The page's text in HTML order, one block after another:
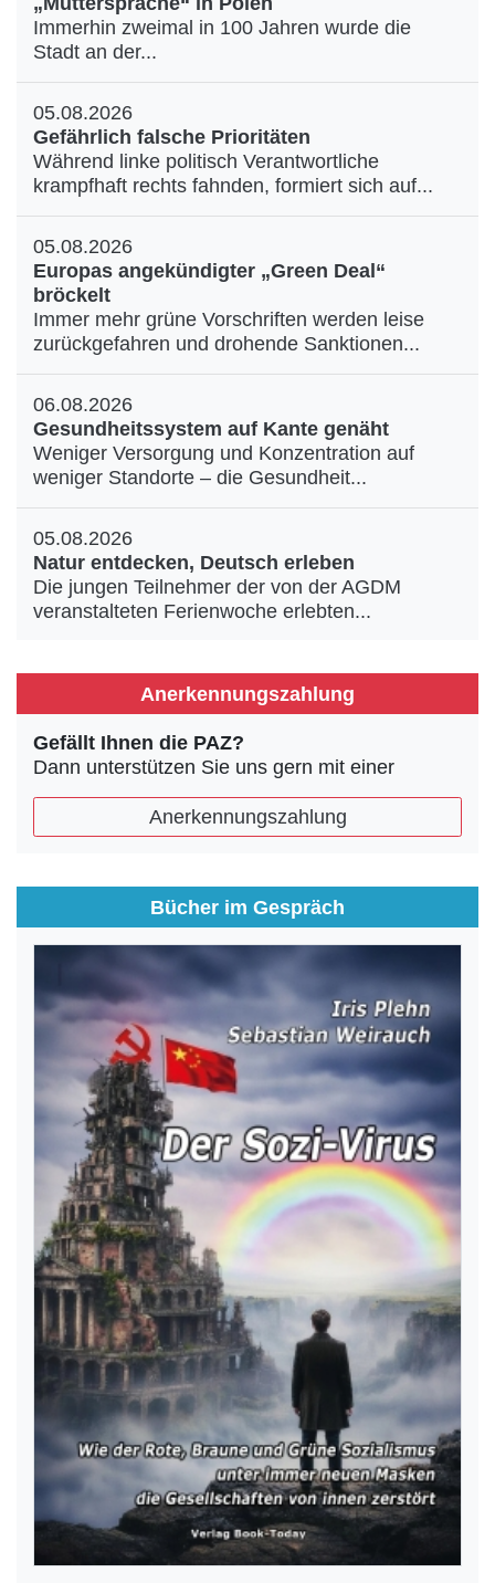
Immerhin zweimal in 100 Jahren wurde die
Stadt an der...
05.08.2026
Gefährlich falsche Prioritäten
Während linke politisch Verantwortliche
krampfhaft rechts fahnden, formiert sich auf...
05.08.2026
Europas angekündigter „Green Deal“
bröckelt
Immer mehr grüne Vorschriften werden leise
zurückgefahren und drohende Sanktionen...
06.08.2026
Gesundheitssystem auf Kante genäht
Weniger Versorgung und Konzentration auf
weniger Standorte – die Gesundheit...
05.08.2026
Natur entdecken, Deutsch erleben
Die jungen Teilnehmer der von der AGDM
veranstalteten Ferienwoche erlebten...
Anerkennungszahlung
Gefällt Ihnen die PAZ?
Dann unterstützen Sie uns gern mit einer
Anerkennungszahlung
Bücher im Gespräch